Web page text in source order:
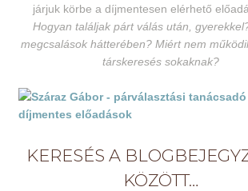
járjuk körbe a díjmentesen elérhető
Hogyan találjak párt válás után,
megcsalások hátterében? Miért nem
társkeresés sokaknak?
KERESÉS A
KÖZÖTT…